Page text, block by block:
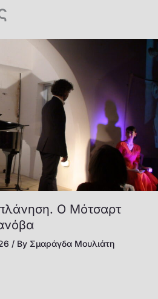
Ο Μότσαρτ
/ By Σμαράγδα Μουλιάτη